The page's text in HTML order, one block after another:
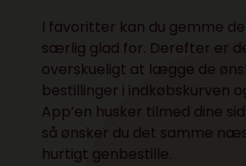
I favoritter kan du gemme
særlig glad for. Derefter er
overskueligt at lægge de
bestillinger i indkøbskurven
App’en husker tilmed dine
så ønsker du det samme
hurtigt genbestille.